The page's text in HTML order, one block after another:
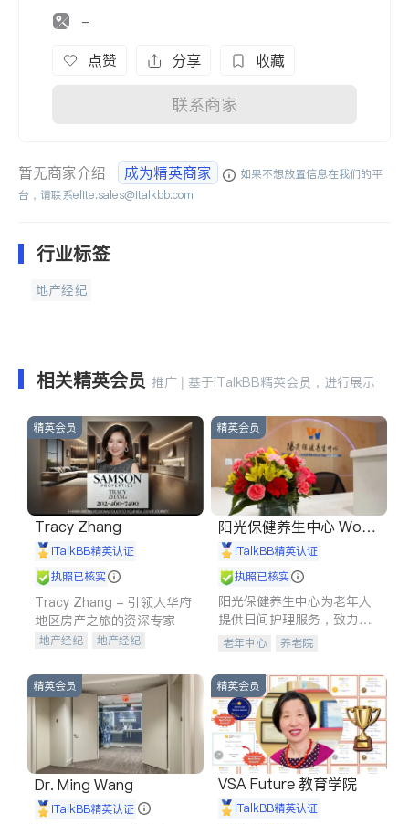
-
点赞 分享 收藏
联系商家
暂无商家介绍 成为精英商家
如果不想放置信息在我们的平
台，请联系elite.sales@italkbb.com
行业标签
地产经纪
相关精英会员 推广 | 基于iTalkBB精英会员，进行展示
精英会员
Tracy Zhang
iTalkBB精英认证
执照已核实
Tracy Zhang - 引领大华府
地区房产之旅的资深专家
地产经纪
地产经纪
商铺租售
开发商建商
精英会员
阳光保健养生中心 World
shine
iTalkBB精英认证
执照已核实
阳光保健养生中心为老年人
提供日间护理服务，致力于
通过持续的护理创新来有效
老年中心 养老院
精英会员
Dr. Ming Wang
iTalkBB精英认证
精英会员
VSA Future 教育学院
iTalkBB精英认证